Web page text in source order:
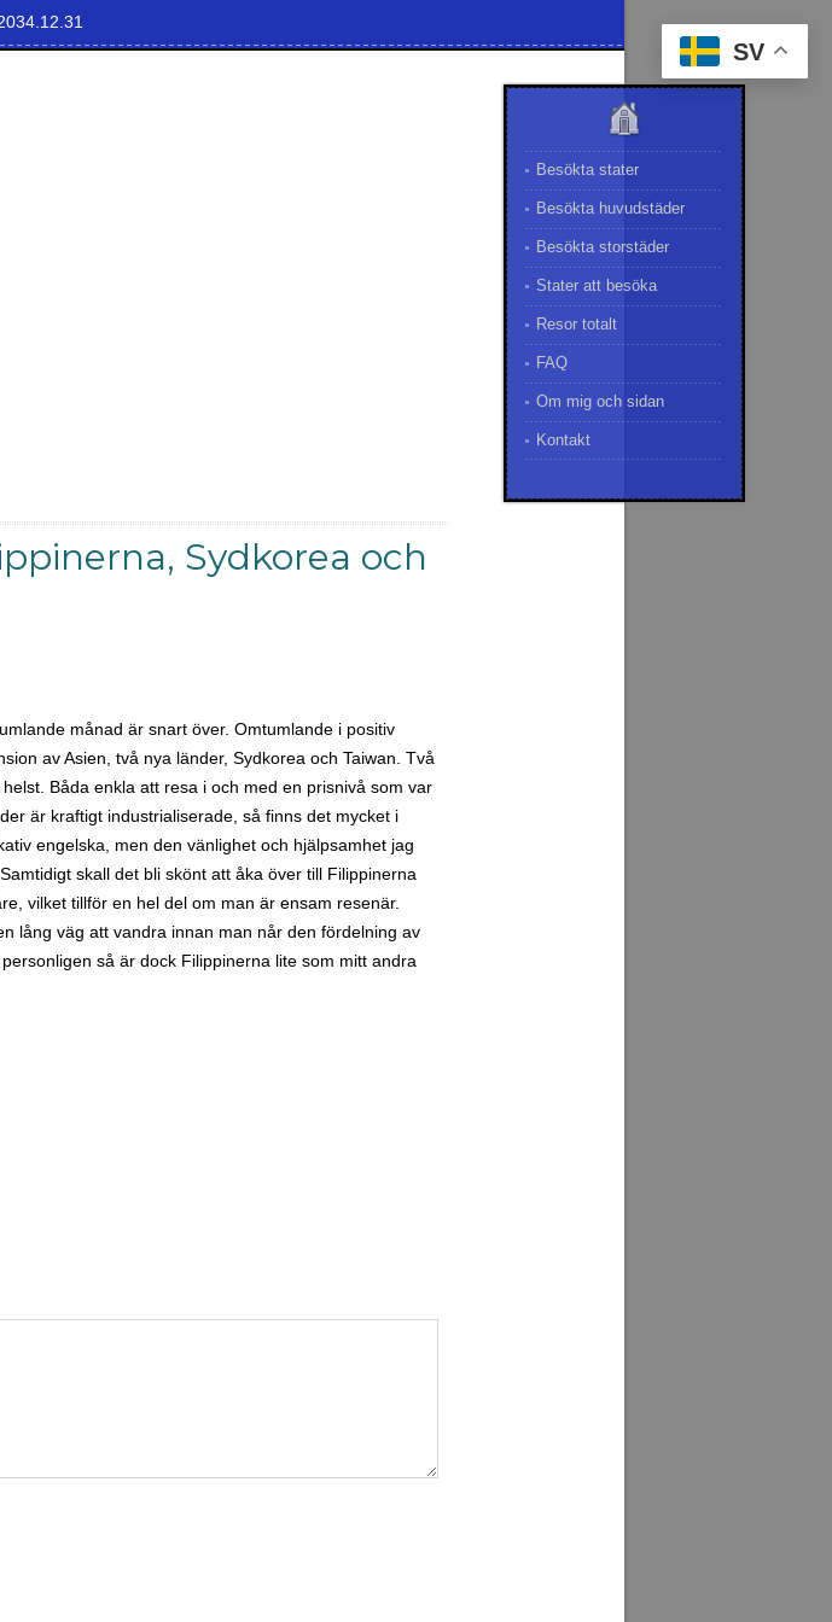
Besökta stater
Besökta huvudstäder
Besökta storstäder
Stater att besöka
Resor totalt
FAQ
Om mig och sidan
Kontakt
Sydkorea och
månad är snart över. Omtumlande i positiv
av Asien, två nya länder, Sydkorea och Taiwan. Två
Båda enkla att resa i och med en prisnivå som var
är kraftigt industrialiserade, så finns det mycket i
engelska, men den vänlighet och hjälpsamhet jag
skall det bli skönt att åka över till Filippinerna
vilket tillför en hel del om man är ensam resenär.
lång väg att vandra innan man når den fördelning av
så är dock Filippinerna lite som mitt andra
SV